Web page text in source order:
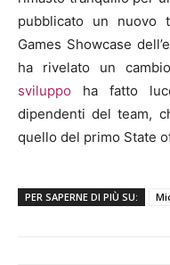
pubblicato un nuovo
Games Showcase
ha rivelato un
sviluppo ha fatto
dipendenti del team,
quello del primo State
PER SAPERNE DI PIÙ SU: